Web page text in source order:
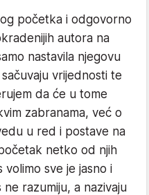
početka i odgovorno
autora na
nastavila njegovu
vrijednosti te
da će u tome
zabranama, već o
u red i postave na
netko od njih
volimo sve je jasno i
razumiju, a nazivaju